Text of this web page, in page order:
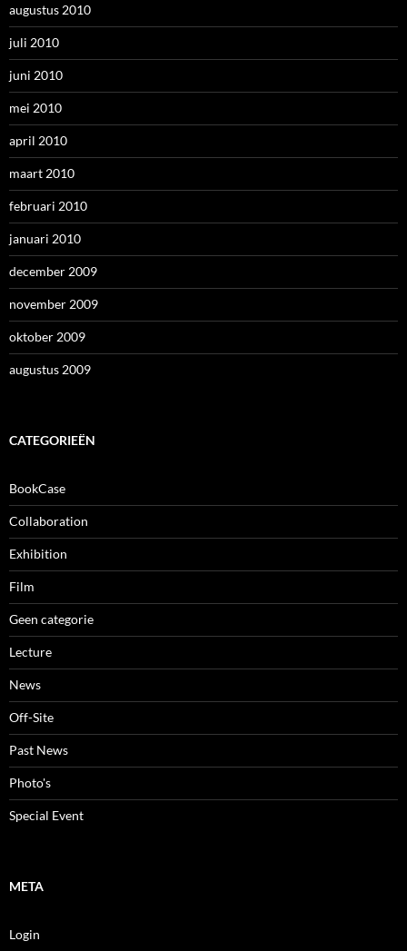
augustus 2010
juli 2010
juni 2010
mei 2010
april 2010
maart 2010
februari 2010
januari 2010
december 2009
november 2009
oktober 2009
augustus 2009
CATEGORIEËN
BookCase
Collaboration
Exhibition
Film
Geen categorie
Lecture
News
Off-Site
Past News
Photo's
Special Event
META
Login